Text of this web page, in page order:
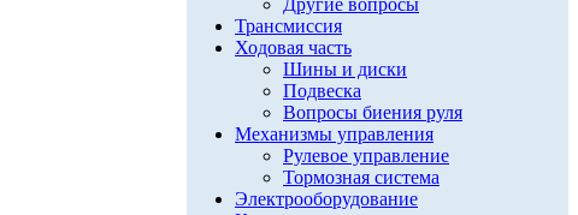
Другие вопросы
Трансмиссия
Ходовая часть
Шины и диски
Подвеска
Вопросы биения руля
Механизмы управления
Рулевое управление
Тормозная система
Электрооборудование